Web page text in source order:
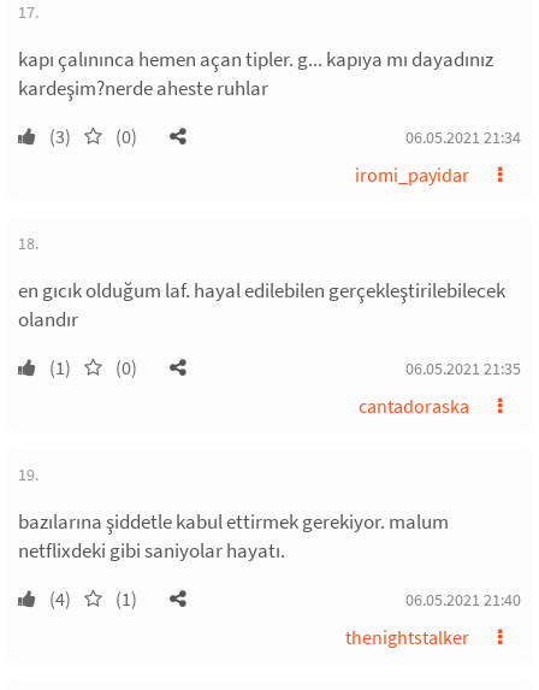
17.
kapı çalınınca hemen açan tipler. g... kapıya mı dayadınız
kardeşim?nerde aheste ruhlar
(3) (0) 06.05.2021 21:34
iromi_payidar
18.
en gıcık olduğum laf. hayal edilebilen gerçekleştirilebilecek
olandır
(1) (0) 06.05.2021 21:35
cantadoraska
19.
bazılarına şiddetle kabul ettirmek gerekiyor. malum
netflixdeki gibi saniyolar hayatı.
(4) (1) 06.05.2021 21:40
thenightstalker